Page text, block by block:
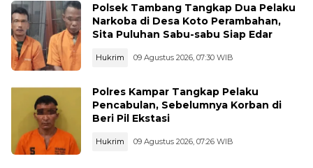
Polsek Tambang Tangkap Dua Pelaku
Narkoba di Desa Koto Perambahan,
Sita Puluhan Sabu-sabu Siap Edar
Hukrim 09 Agustus 2026, 07:30 WIB
Polres Kampar Tangkap Pelaku
Pencabulan, Sebelumnya Korban di
Beri Pil Ekstasi
Hukrim 09 Agustus 2026, 07:26 WIB